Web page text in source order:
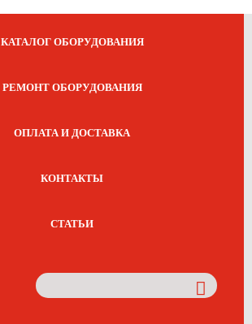
КАТАЛОГ ОБОРУДОВАНИЯ
РЕМОНТ ОБОРУДОВАНИЯ
ОПЛАТА И ДОСТАВКА
КОНТАКТЫ
СТАТЬИ